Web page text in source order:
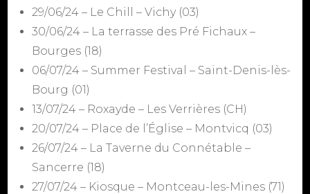
29/06/24 – Le Chill – Vichy (03)
30/06/24 – La terrasse des Pré Fichaux –
Bourges (18)
06/07/24 – Summer Festival – Saint-Denis-lès-
Bourg (01)
13/07/24 – Roxayde – Les Verrières (CH)
20/07/24 – Place de l’Église – Montvicq (03)
26/07/24 – La Taverne du Connétable –
Sancerre (18)
27/07/24 – Kiosque – Montceau-les-Mines (71)